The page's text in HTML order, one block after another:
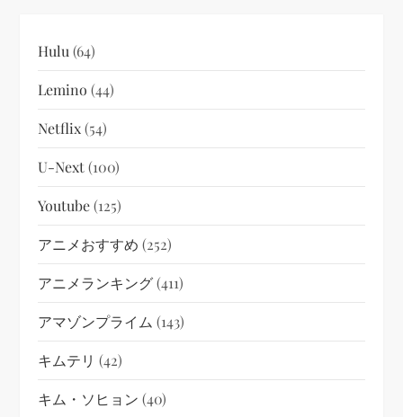
Hulu (64)
Lemino (44)
Netflix(54)
U-Next(100)
Youtube(125)
アニメおすすめ (252)
アニメランキング(411)
アマゾンプライム (143)
キムテリ (42)
キム・ソヒョン (40)